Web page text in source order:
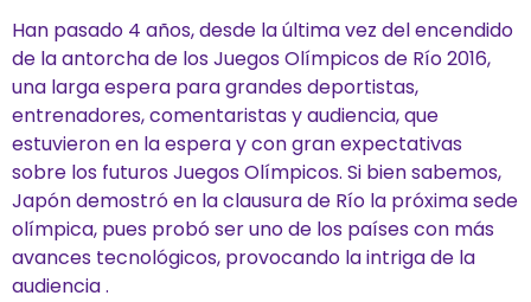
Han pasado 4 años, desde la última vez del encendido
de la antorcha de los Juegos Olímpicos de Río 2016,
una larga espera para grandes deportistas,
entrenadores, comentaristas y audiencia, que
estuvieron en la espera y con gran expectativas
sobre los futuros Juegos Olímpicos. Si bien sabemos,
Japón demostró en la clausura de Río la próxima sede
olímpica, pues probó ser uno de los países con más
avances tecnológicos, provocando la intriga de la
audiencia .